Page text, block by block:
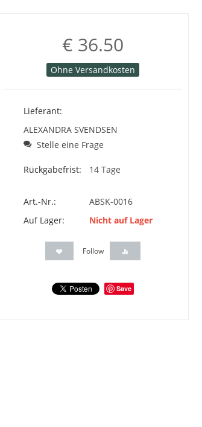
€ 36.50
Ohne Versandkosten
Lieferant:
ALEXANDRA SVENDSEN
Stelle eine Frage
Rückgabefrist: 14 Tage
Art.-Nr.:
ABSK-0016
Auf Lager:
Nicht auf Lager
Follow
Save